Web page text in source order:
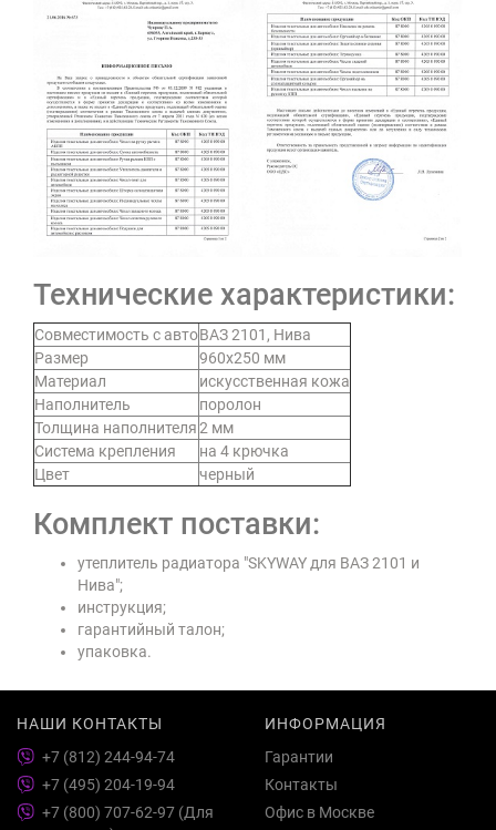
Технические характеристики:
Совместимость с автоВАЗ 2101, Нива
Размер
960х250 мм
Материал
искусственная кожа
Наполнитель
поролон
Толщина наполнителя2 мм
Система крепления
на 4 крючка
Цвет
черный
Комплект поставки:
утеплитель радиатора "SKYWAY для ВАЗ 2101 и
Нива";
инструкция;
гарантийный талон;
упаковка.
НАШИ КОНТАКТЫ
+7 (812) 244-94-74
+7 (495) 204-19-94
+7 (800) 707-62-97 (Для
ИНФОРМАЦИЯ
Гарантии
Контакты
Офис в Москве